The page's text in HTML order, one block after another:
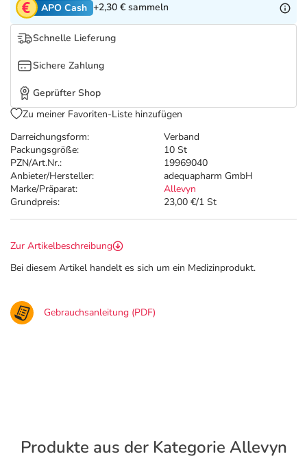
Tierapotheke
Marken
Salus Deals
Darreichungsform:
Verband
Packungsgröße:
10 St
PZN/Art.Nr.:
19969040
Anbieter/Hersteller:
adequapharm GmbH
Marke/Präparat:
Allevyn
Grundpreis:
23,00 €/1 St
APO Cash +2,30 € sammeln
Schnelle Lieferung
Sichere Zahlung
Geprüfter Shop
Zu meiner Favoriten-Liste hinzufügen
Zur Artikelbeschreibung
Bei diesem Artikel handelt es sich um ein Medizinprodukt.
Gebrauchsanleitung (PDF)
Produkte aus der Kategorie Allevyn